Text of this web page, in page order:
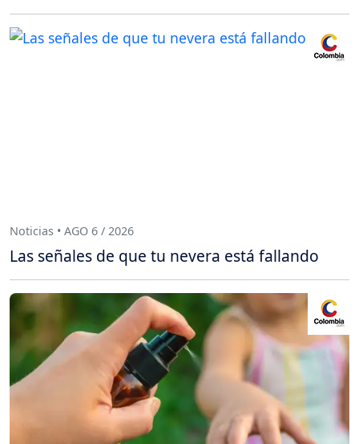
Noticias • AGO 6 / 2026
Las señales de que tu nevera está fallando